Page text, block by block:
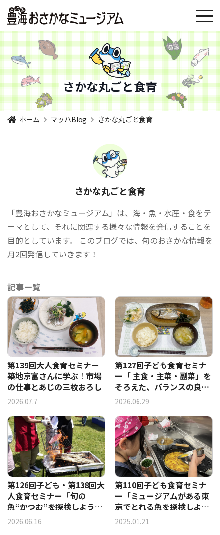
さかな丸ごと食育
ホーム マッハBlog さかな丸ごと食育
さかな丸ごと食育
「豊海おさかなミュージアム」は、海・魚・水産・食をテ
ーマとして、それに関連する様々な情報を発信することを
目的としています。 このブログでは、旬のおさかな情報を
月2回発信していきます！
記事一覧
第139回大人食育セミナー
築地京富さんに学ぶ！市場
の仕事とあじの三枚おろし
2026.07.7
第127回子ども食育セミナ
ー「 主食・主菜・副菜」を
そろえた、バランスの良い
食事作り―あじのつぼ抜き
実習
2026.06.29
第126回子ども・第138回大
人食育セミナー「旬の
魚“かつお”を探検しよう！
－かつおの藁焼き体験 」
2026.06.16
第110回子ども食育セミナ
ー「ミュージアムがある東
京でとれる魚を探検しよ
う！」
2025.01.21